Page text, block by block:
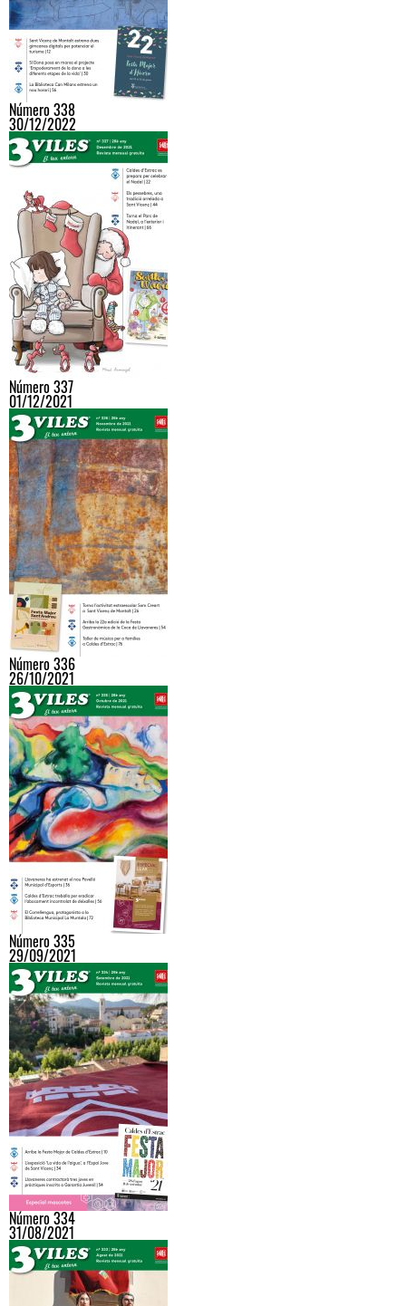
Número 338
30/12/2022
Número 337
01/12/2021
Número 336
26/10/2021
Número 335
29/09/2021
Número 334
31/08/2021